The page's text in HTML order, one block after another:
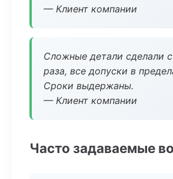
— Клиент компании
Сложные детали сделали
раза, все допуски в
Сроки выдержаны.
— Клиент компании
Часто задаваемые